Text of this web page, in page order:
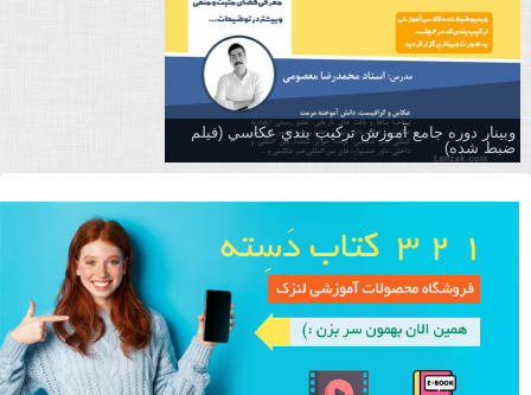
وبینار دوره جامع آموزش تركيب بندي عكاسي (فیلم
ضبط شده)